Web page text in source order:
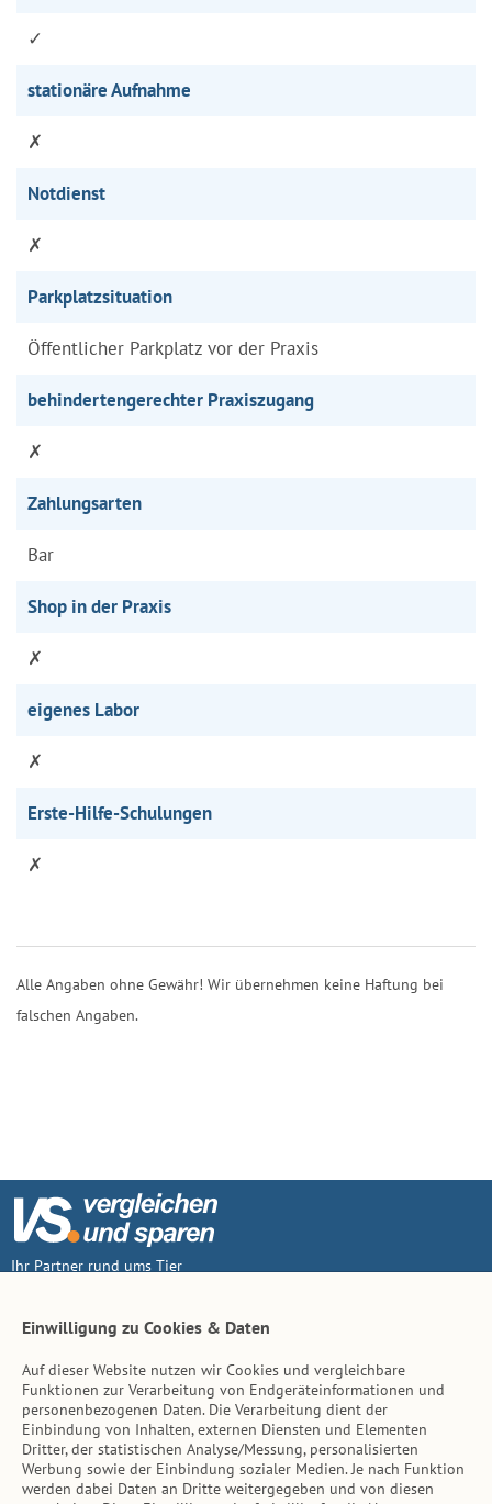
✓
stationäre Aufnahme
✗
Notdienst
✗
Parkplatzsituation
Öffentlicher Parkplatz vor der Praxis
behindertengerechter Praxiszugang
✗
Zahlungsarten
Bar
Shop in der Praxis
✗
eigenes Labor
✗
Erste-Hilfe-Schulungen
✗
Alle Angaben ohne Gewähr! Wir übernehmen keine Haftung bei
falschen Angaben.
Ihr Partner rund ums Tier
Inhalt
Tierarzt-Suche
Hinweise
Einwilligung zu Cookies & Daten
Auf dieser Website nutzen wir Cookies und vergleichbare
Funktionen zur Verarbeitung von Endgeräteinformationen und
personenbezogenen Daten. Die Verarbeitung dient der
Einbindung von Inhalten, externen Diensten und Elementen
Dritter, der statistischen Analyse/Messung, personalisierten
Werbung sowie der Einbindung sozialer Medien. Je nach Funktion
werden dabei Daten an Dritte weitergegeben und von diesen